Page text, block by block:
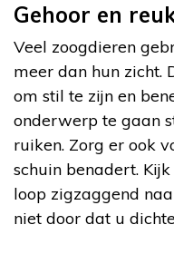
Gehoor en
Veel zoogdieren
meer dan hun zicht.
om stil te zijn en
onderwerp te gaan
ruiken. Zorg er ook
schuin benadert.
loop zigzaggend
niet door dat u